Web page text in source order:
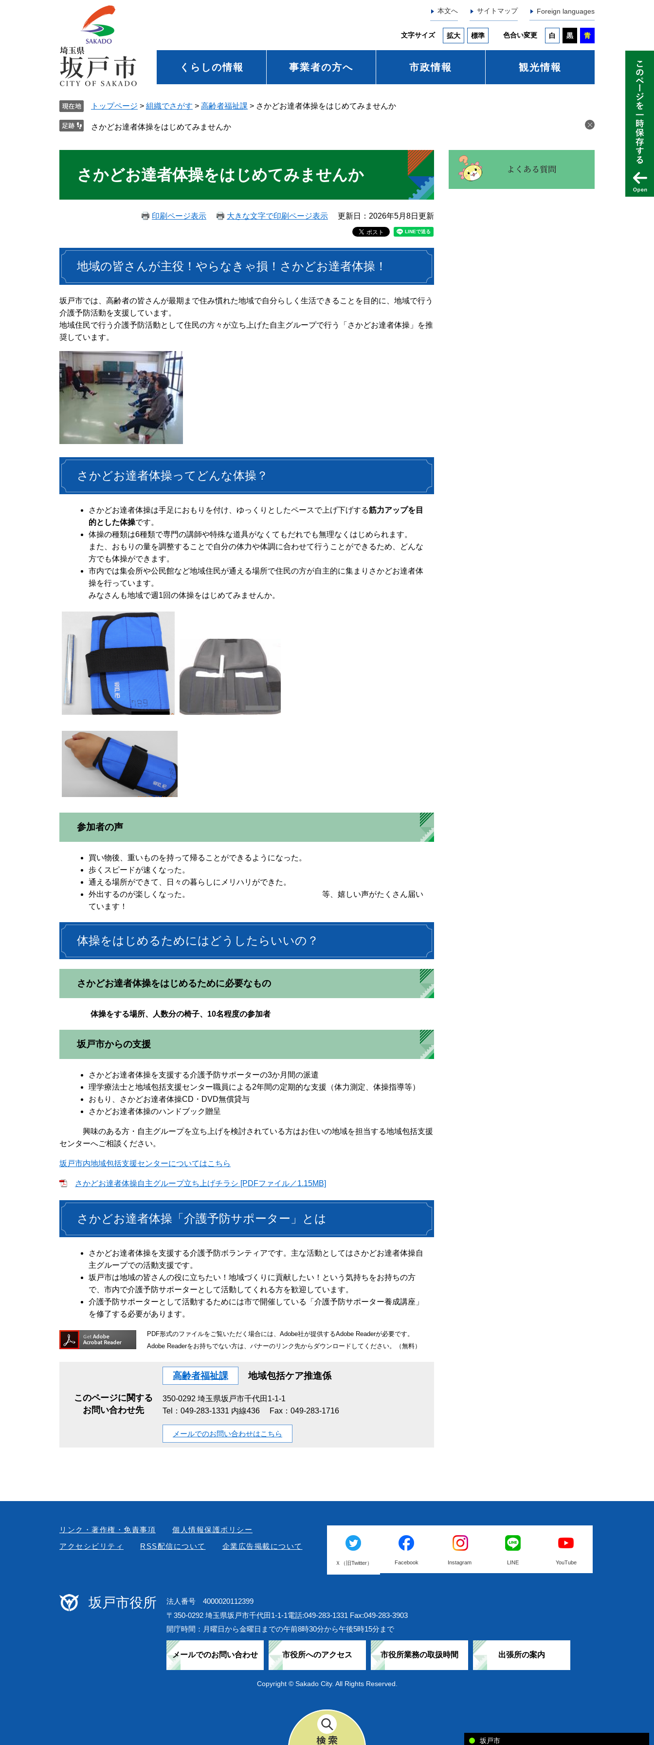
本文へ サイトマップ Foreign languages
文字サイズ 拡大 標準 色合い変更 白 黒 青
くらしの情報 事業者の方へ 市政情報 観光情報
トップページ > 組織でさがす > 高齢者福祉課 > さかどお達者体操をはじめてみませんか
さかどお達者体操をはじめてみませんか
さかどお達者体操をはじめてみませんか
印刷ページ表示 大きな文字で印刷ページ表示 更新日：2026年5月8日更新
地域の皆さんが主役！やらなきゃ損！さかどお達者体操！
坂戸市では、高齢者の皆さんが最期まで住み慣れた地域で自分らしく生活できることを目的に、地域で行う
介護予防活動を支援しています。
地域住民で行う介護予防活動として住民の方々が立ち上げた自主グループで行う「さかどお達者体操」を推
奨しています。
さかどお達者体操ってどんな体操？
さかどお達者体操は手足におもりを付け、ゆっくりとしたペースで上げ下げする筋力アップを目
的とした体操です。
体操の種類は6種類で専門の講師や特殊な道具がなくてもだれでも無理なくはじめられます。
また、おもりの量を調整することで自分の体力や体調に合わせて行うことができるため、どんな
方でも体操ができます。
市内では集会所や公民館など地域住民が通える場所で住民の方が自主的に集まりさかどお達者体
操を行っています。
みなさんも地域で週1回の体操をはじめてみませんか。
参加者の声
買い物後、重いものを持って帰ることができるようになった。
歩くスピードが速くなった。
通える場所ができて、日々の暮らしにメリハリができた。
外出するのが楽しくなった。 等、嬉しい声がたくさん届い
ています！
体操をはじめるためにはどうしたらいいの？
さかどお達者体操をはじめるために必要なもの
体操をする場所、人数分の椅子、10名程度の参加者
坂戸市からの支援
さかどお達者体操を支援する介護予防サポーターの3か月間の派遣
理学療法士と地域包括支援センター職員による2年間の定期的な支援（体力測定、体操指導等）
おもり、さかどお達者体操CD・DVD無償貸与
さかどお達者体操のハンドブック贈呈
興味のある方・自主グループを立ち上げを検討されている方はお住いの地域を担当する地域包括支援
センターへご相談ください。
坂戸市内地域包括支援センターについてはこちら
さかどお達者体操自主グループ立ち上げチラシ [PDFファイル／1.15MB]
さかどお達者体操「介護予防サポーター」とは
さかどお達者体操を支援する介護予防ボランティアです。主な活動としてはさかどお達者体操自
主グループでの活動支援です。
坂戸市は地域の皆さんの役に立ちたい！地域づくりに貢献したい！という気持ちをお持ちの方
で、市内で介護予防サポーターとして活動してくれる方を歓迎しています。
介護予防サポーターとして活動するためには市で開催している「介護予防サポーター養成講座」
を修了する必要があります。
PDF形式のファイルをご覧いただく場合には、Adobe社が提供するAdobe Readerが必要です。
Adobe Readerをお持ちでない方は、バナーのリンク先からダウンロードしてください。（無料）
このページに関する
お問い合わせ先
高齢者福祉課 地域包括ケア推進係
350-0292 埼玉県坂戸市千代田1-1-1
Tel：049-283-1331 内線436
Fax：049-283-1716
メールでのお問い合わせはこちら
リンク・著作権・免責事項
個人情報保護ポリシー
アクセシビリティ
RSS配信について 企業広告掲載について
Ｘ（旧Twitter） Facebook Instagram LINE YouTube
坂戸市役所
法人番号 4000020112399
〒350-0292 埼玉県坂戸市千代田1-1-1電話:049-283-1331 Fax:049-283-3903
開庁時間：月曜日から金曜日までの午前8時30分から午後5時15分まで
メールでのお問い合わせ 市役所へのアクセス 市役所業務の取扱時間 出張所の案内
Copyright © Sakado City. All Rights Reserved.